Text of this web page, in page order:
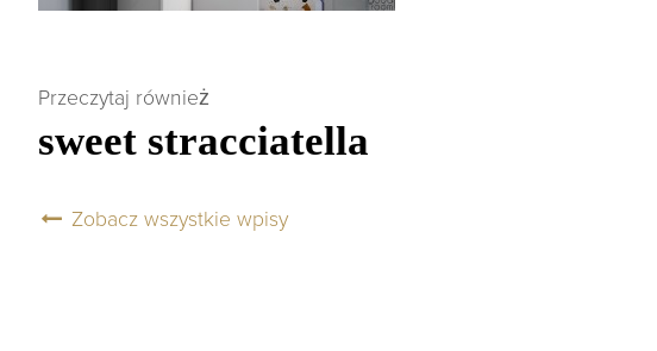
Przeczytaj również
sweet stracciatella
Zobacz wszystkie wpisy